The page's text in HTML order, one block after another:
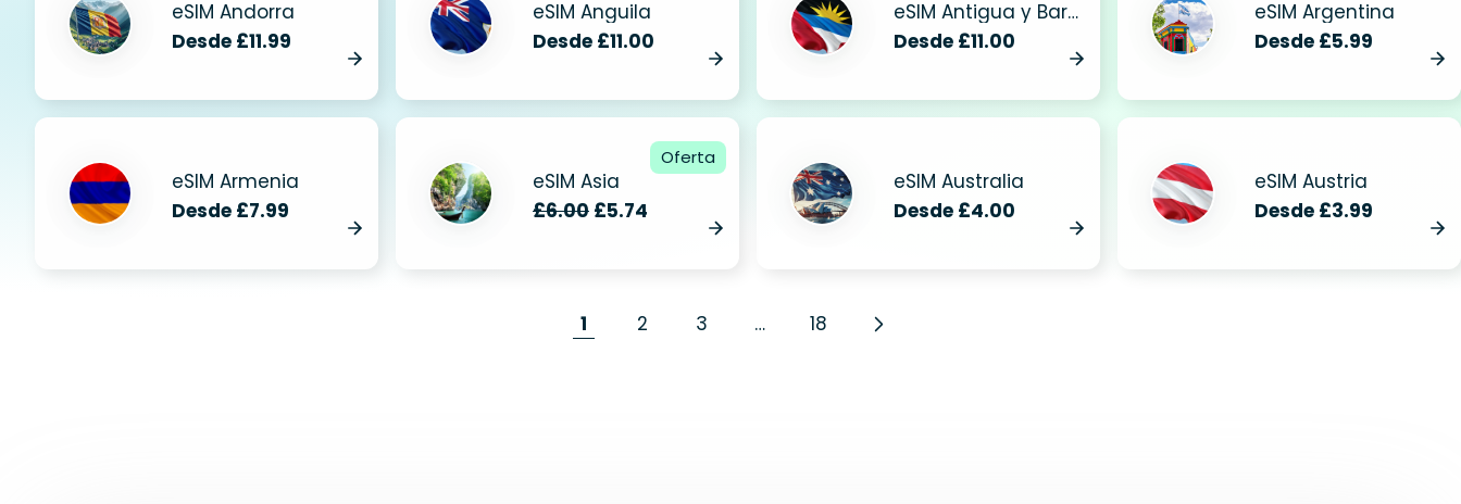
eSIM Andorra
Desde £11.99
eSIM Anguila
Desde £11.00
eSIM Antigua y Barbuda
Desde £11.00
eSIM Argentina
Desde £5.99
eSIM Armenia
Desde £7.99
eSIM Asia
£6.00 £5.74
Oferta
eSIM Australia
Desde £4.00
eSIM Austria
Desde £3.99
1 2 3 … 18